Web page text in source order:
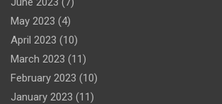
May 2023 (4)
April 2023 (10)
March 2023 (11)
February 2023 (10)
January 2023 (11)